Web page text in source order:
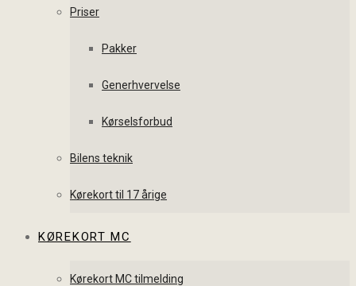
Priser
Pakker
Generhvervelse
Kørselsforbud
Bilens teknik
Kørekort til 17 årige
KØREKORT MC
Kørekort MC tilmelding